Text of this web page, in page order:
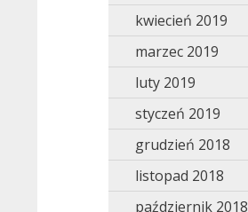
kwiecień 2019
marzec 2019
luty 2019
styczeń 2019
grudzień 2018
listopad 2018
październik 2018